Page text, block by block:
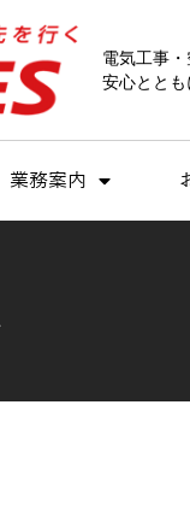
電気工事
安心とと
業務案内